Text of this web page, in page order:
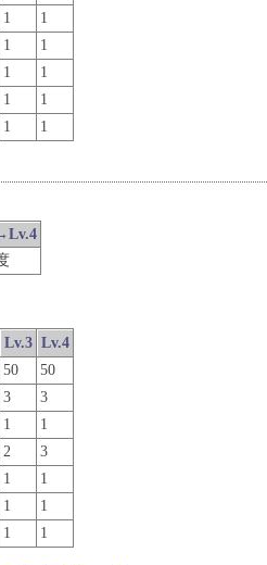
1
1
1
1
1
1
1
1
1 1
Lv.3 Lv.4
50
50
3
3
1
1
2
3
1
1
1
1
1 1